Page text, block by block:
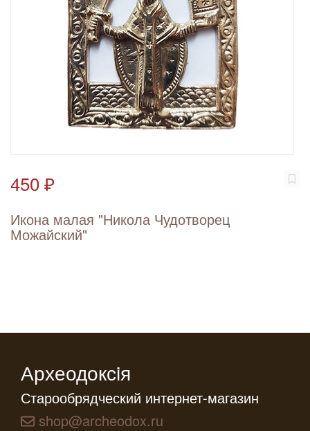
450 ₽
Икона малая "Никола Чудотворец
Можайский"
Археодоксiя
Старообрядческий интернет-магазин
shop@archeodox.ru